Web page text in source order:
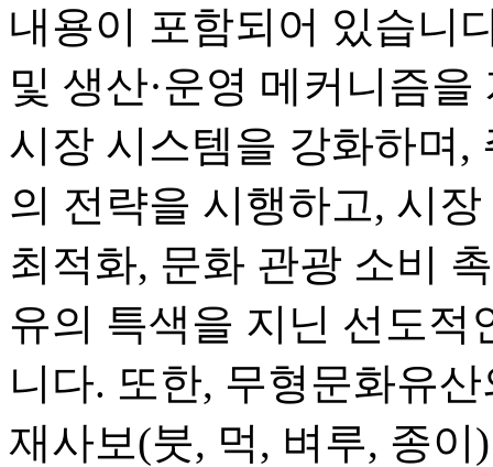
내용이 포함되어 있습니
및 생산·운영 메커니즘
시장 시스템을 강화하며,
의 전략을 시행하고, 시
최적화, 문화 관광 소비
유의 특색을 지닌 선도적
니다. 또한, 무형문화유
재사보(붓, 먹, 벼루, 종